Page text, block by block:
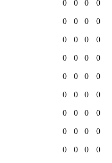
0 0 0 0
0 0 0 0
0 0 0 0
0 0 0 0
0 0 0 0
0 0 0 0
0 0 0 0
0 0 0 0
0 0 0 0